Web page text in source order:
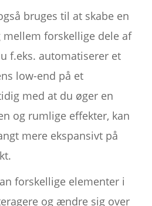
bruges til at skabe en
mellem forskellige dele af
f.eks. automatiserer et
low-end på et
med at du øger en
og rumlige effekter, kan
mere ekspansivt på
forskellige elementer i
og ændre sig over